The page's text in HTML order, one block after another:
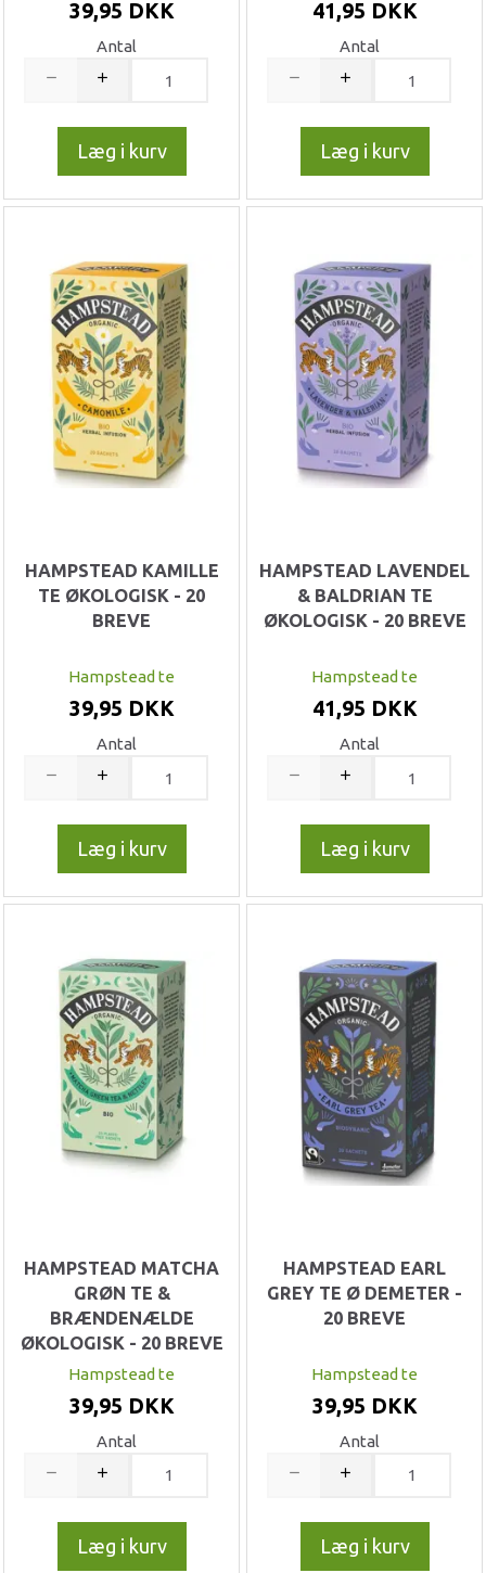
39,95 DKK
Antal
Læg i kurv
41,95 DKK
Antal
Læg i kurv
HAMPSTEAD KAMILLE
TE ØKOLOGISK - 20
BREVE
Hampstead te
39,95 DKK
Antal
Læg i kurv
HAMPSTEAD LAVENDEL
& BALDRIAN TE
ØKOLOGISK - 20 BREVE
Hampstead te
41,95 DKK
Antal
Læg i kurv
HAMPSTEAD MATCHA
GRØN TE &
BRÆNDENÆLDE
ØKOLOGISK - 20 BREVE
Hampstead te
39,95 DKK
Antal
Læg i kurv
HAMPSTEAD EARL
GREY TE Ø DEMETER -
20 BREVE
Hampstead te
39,95 DKK
Antal
Læg i kurv